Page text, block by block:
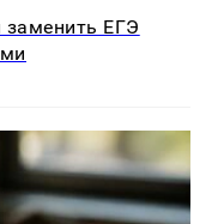
заменить ЕГЭ